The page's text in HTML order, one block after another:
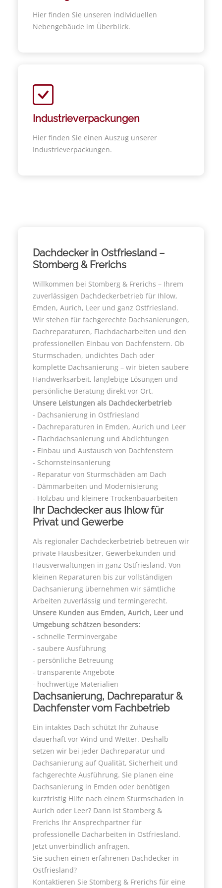
Hier finden Sie unseren individuellen
Nebengebäude im Überblick.
Industrieverpackungen
Hier finden Sie einen Auszug unserer
Industrieverpackungen.
Dachdecker in Ostfriesland –
Stomberg & Frerichs
Willkommen bei Stomberg & Frerichs – Ihrem
zuverlässigen Dachdeckerbetrieb für Ihlow,
Emden, Aurich, Leer und ganz Ostfriesland.
Wir stehen für fachgerechte Dachsanierungen,
Dachreparaturen, Flachdacharbeiten und den
professionellen Einbau von Dachfenstern. Ob
Sturmschaden, undichtes Dach oder
komplette Dachsanierung – wir bieten saubere
Handwerksarbeit, langlebige Lösungen und
persönliche Beratung direkt vor Ort.
Unsere Leistungen als Dachdeckerbetrieb
- Dachsanierung in Ostfriesland
- Dachreparaturen in Emden, Aurich und Leer
- Flachdachsanierung und Abdichtungen
- Einbau und Austausch von Dachfenstern
- Schornsteinsanierung
- Reparatur von Sturmschäden am Dach
- Dämmarbeiten und Modernisierung
- Holzbau und kleinere Trockenbauarbeiten
Ihr Dachdecker aus Ihlow für
Privat und Gewerbe
Als regionaler Dachdeckerbetrieb betreuen wir
private Hausbesitzer, Gewerbekunden und
Hausverwaltungen in ganz Ostfriesland. Von
kleinen Reparaturen bis zur vollständigen
Dachsanierung übernehmen wir sämtliche
Arbeiten zuverlässig und termingerecht.
Unsere Kunden aus Emden, Aurich, Leer und
Umgebung schätzen besonders:
- schnelle Terminvergabe
- saubere Ausführung
- persönliche Betreuung
- transparente Angebote
- hochwertige Materialien
Dachsanierung, Dachreparatur &
Dachfenster vom Fachbetrieb
Ein intaktes Dach schützt Ihr Zuhause
dauerhaft vor Wind und Wetter. Deshalb
setzen wir bei jeder Dachreparatur und
Dachsanierung auf Qualität, Sicherheit und
fachgerechte Ausführung. Sie planen eine
Dachsanierung in Emden oder benötigen
kurzfristig Hilfe nach einem Sturmschaden in
Aurich oder Leer? Dann ist Stomberg &
Frerichs Ihr Ansprechpartner für
professionelle Dacharbeiten in Ostfriesland.
Jetzt unverbindlich anfragen.
Sie suchen einen erfahrenen Dachdecker in
Ostfriesland?
Kontaktieren Sie Stomberg & Frerichs für eine